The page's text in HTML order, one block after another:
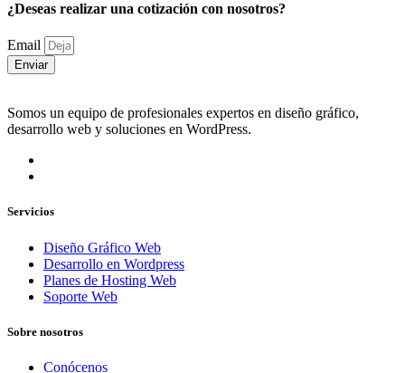
¿Deseas realizar una cotización con nosotros?
Email
Enviar
Somos un equipo de profesionales expertos en diseño gráfico,
desarrollo web y soluciones en WordPress.
Servicios
Diseño Gráfico Web
Desarrollo en Wordpress
Planes de Hosting Web
Soporte Web
Sobre nosotros
Conócenos